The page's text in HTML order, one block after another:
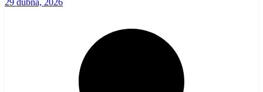
29 dubna, 2026